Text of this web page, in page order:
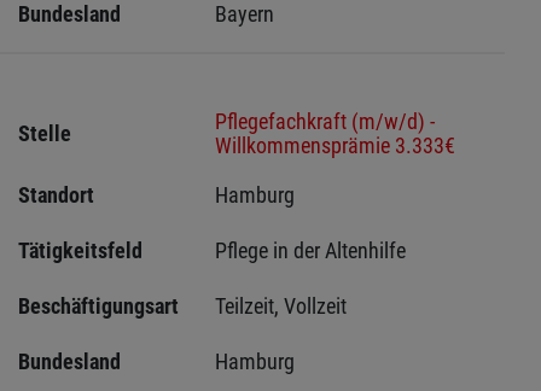
Bundesland Bayern
Stelle
Pflegefachkraft (m/w/d) -
Willkommensprämie 3.333€
Standort
Hamburg
Tätigkeitsfeld Pflege in der Altenhilfe
Beschäftigungsart Teilzeit, Vollzeit
Bundesland Hamburg